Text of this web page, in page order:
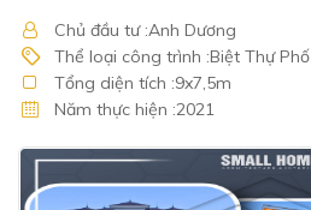
Chủ đầu tư :Anh Dương
Thể loại công trình :Biệt Thự Phố
Tổng diện tích :9x7,5m
Năm thực hiện :2021